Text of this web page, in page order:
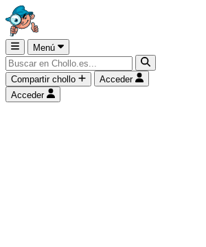
Menú
Compartir chollo
Acceder
Acceder